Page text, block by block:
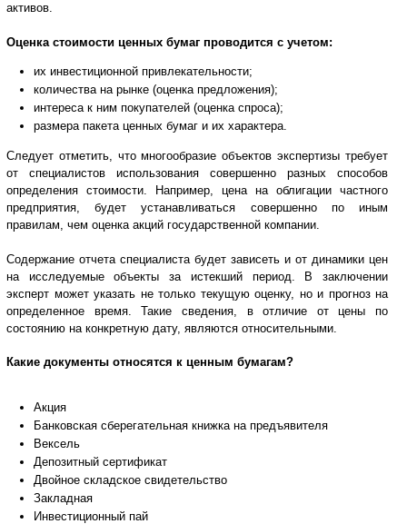
активов.
Оценка стоимости ценных бумаг проводится с учетом:
их инвестиционной привлекательности;
количества на рынке (оценка предложения);
интереса к ним покупателей (оценка спроса);
размера пакета ценных бумаг и их характера.
Следует отметить, что многообразие объектов экспертизы требует
от специалистов использования совершенно разных способов
определения стоимости. Например, цена на облигации частного
предприятия, будет устанавливаться совершенно по иным
правилам, чем оценка акций государственной компании.
Содержание отчета специалиста будет зависеть и от динамики цен
на исследуемые объекты за истекший период. В заключении
эксперт может указать не только текущую оценку, но и прогноз на
определенное время. Такие сведения, в отличие от цены по
состоянию на конкретную дату, являются относительными.
Какие документы относятся к ценным бумагам?
Акция
Банковская сберегательная книжка на предъявителя
Вексель
Депозитный сертификат
Двойное складское свидетельство
Закладная
Инвестиционный пай